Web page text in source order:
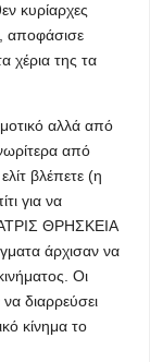
κυρίαρχες
αποφάσισε
χέρια της τα
αλλά από
από
βλέπετε (η
για να
ΘΡΗΣΚΕΙΑ
άρχισαν να
Οι
διαρρεύσει
κίνημα το